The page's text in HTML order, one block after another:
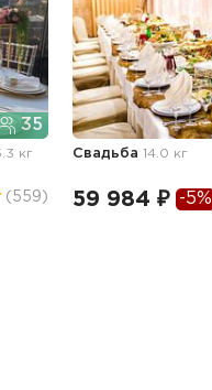
35
кг
(559)
Свадьба14.0 кг
59 984 ₽ -5%